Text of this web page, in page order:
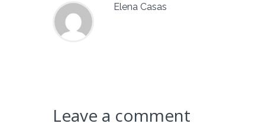
Elena Casas
Leave a comment